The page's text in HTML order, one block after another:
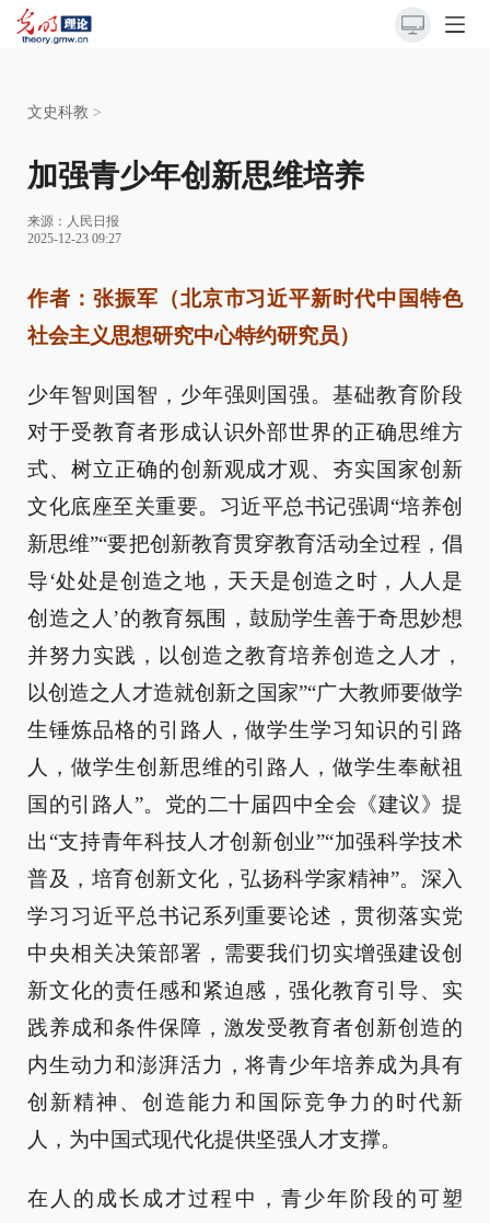
文史科教 >
加强青少年创新思维培养
来源： 人民日报
2025-12-23 09:27
作者：张振军（北京市习近平新时代中国特色
社会主义思想研究中心特约研究员）
少年智则国智，少年强则国强。基础教育阶段
对于受教育者形成认识外部世界的正确思维方
式、树立正确的创新观成才观、夯实国家创新
文化底座至关重要。习近平总书记强调“培养创
新思维”“要把创新教育贯穿教育活动全过程，倡
导‘处处是创造之地，天天是创造之时，人人是
创造之人’的教育氛围，鼓励学生善于奇思妙想
并努力实践，以创造之教育培养创造之人才，
以创造之人才造就创新之国家”“广大教师要做学
生锤炼品格的引路人，做学生学习知识的引路
人，做学生创新思维的引路人，做学生奉献祖
国的引路人”。党的二十届四中全会《建议》提
出“支持青年科技人才创新创业”“加强科学技术
普及，培育创新文化，弘扬科学家精神”。深入
学习习近平总书记系列重要论述，贯彻落实党
中央相关决策部署，需要我们切实增强建设创
新文化的责任感和紧迫感，强化教育引导、实
践养成和条件保障，激发受教育者创新创造的
内生动力和澎湃活力，将青少年培养成为具有
创新精神、创造能力和国际竞争力的时代新
人，为中国式现代化提供坚强人才支撑。
在人的成长成才过程中，青少年阶段的可塑